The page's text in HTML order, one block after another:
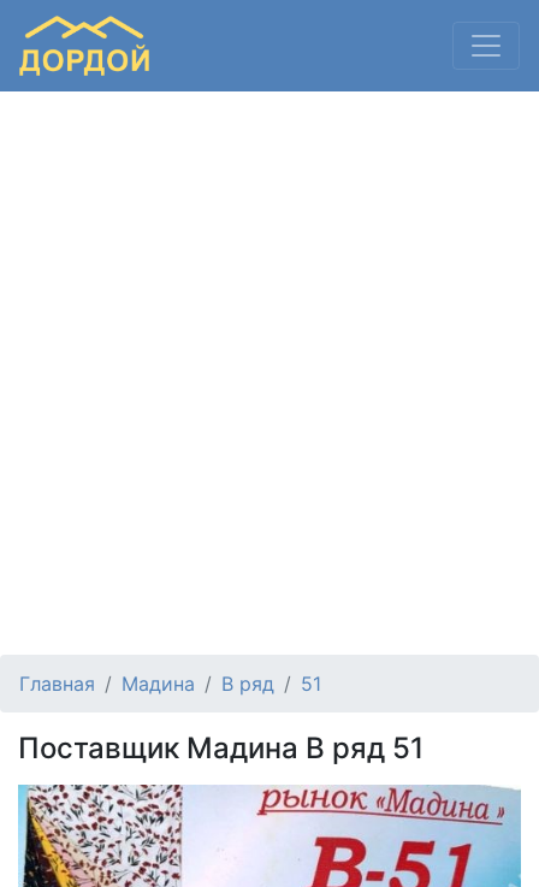
Главная Мадина B ряд 51
Поставщик Мадина B ряд 51